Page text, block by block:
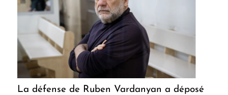
La défense de Ruben Vardanyan a déposé